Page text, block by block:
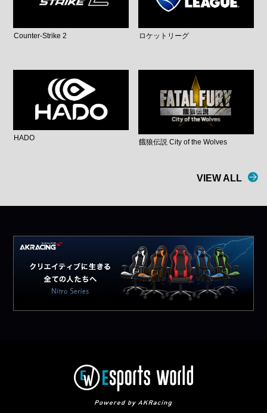
Counter-Strike 2 ロケットリーグ
HADO
餓狼伝説 City of the Wolves
VIEW ALL